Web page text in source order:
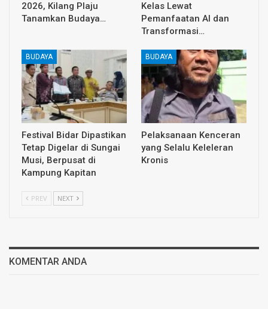
2026, Kilang Plaju
Tanamkan Budaya…
Kelas Lewat
Pemanfaatan AI dan
Transformasi…
BUDAYA
Festival Bidar Dipastikan
Tetap Digelar di Sungai
Musi, Berpusat di
Kampung Kapitan
BUDAYA
Pelaksanaan Kenceran
yang Selalu Keleleran
Kronis
PREV NEXT
KOMENTAR ANDA